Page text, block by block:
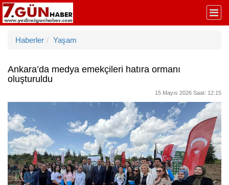
Haberler Yaşam
Ankara’da medya emekçileri hatıra ormanı
oluşturuldu
15 Mayıs 2026 Saat: 12:15